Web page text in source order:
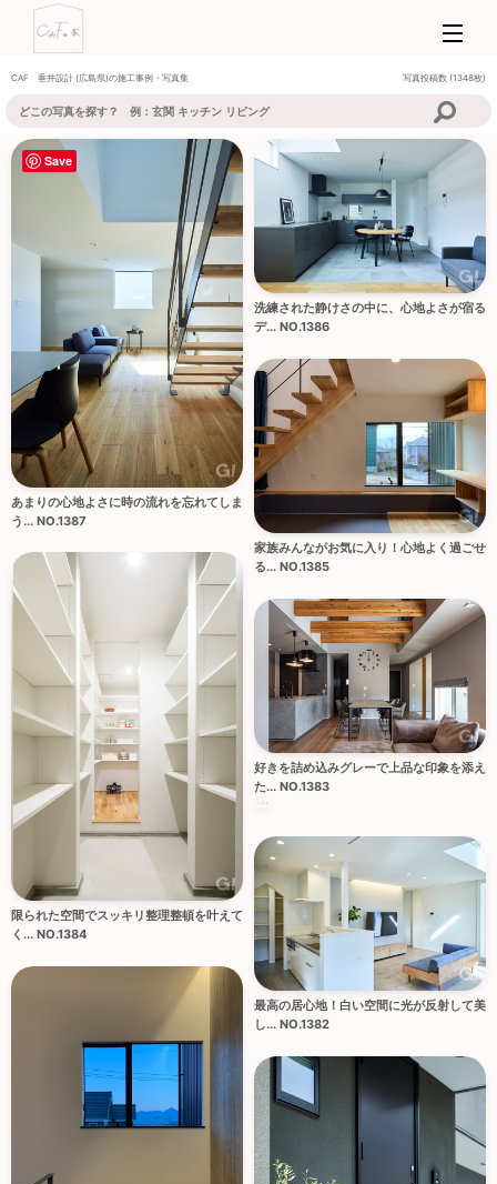
CAF 垂井設計 (広島県)の施工事例・写真集 写真投稿数 (1348枚)
あまりの心地よさに時の流れを忘れてしま
う... NO.1387
洗練された静けさの中に、心地よさが宿る
デ... NO.1386
家族みんながお気に入り！心地よく過ごせ
る... NO.1385
限られた空間でスッキリ整理整頓を叶えて
く... NO.1384
好きを詰め込みグレーで上品な印象を添え
た... NO.1383
最高の居心地！白い空間に光が反射して美
し... NO.1382
Save